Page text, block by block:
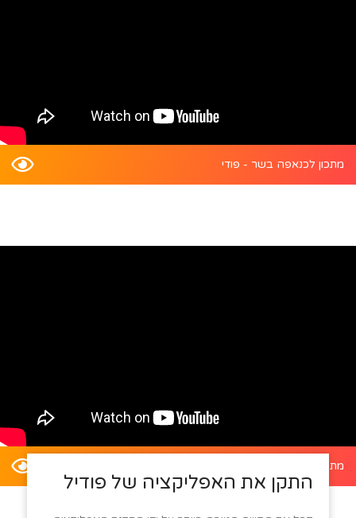
מתכון לכנאפה בשר - פודי
מתכון לדלעת ערמונים במילוי סלט קינואה - פודי
התקן את האפליקציה של פודיל